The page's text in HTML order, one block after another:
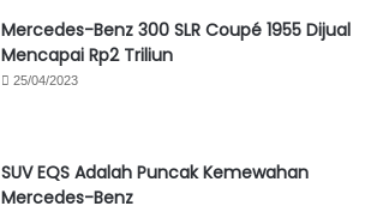
Mercedes-Benz 300 SLR Coupé 1955 Dijual
Mencapai Rp2 Triliun
25/04/2023
SUV EQS Adalah Puncak Kemewahan
Mercedes-Benz